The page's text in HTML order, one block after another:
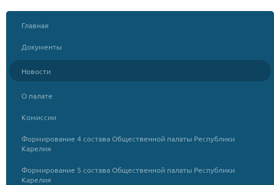
Главная
Документы
Новости
О палате
Комиссии
Формирование 4 состава Общественной палаты Республики
Карелия
Формирование 5 состава Общественной палаты Республики
Карелия